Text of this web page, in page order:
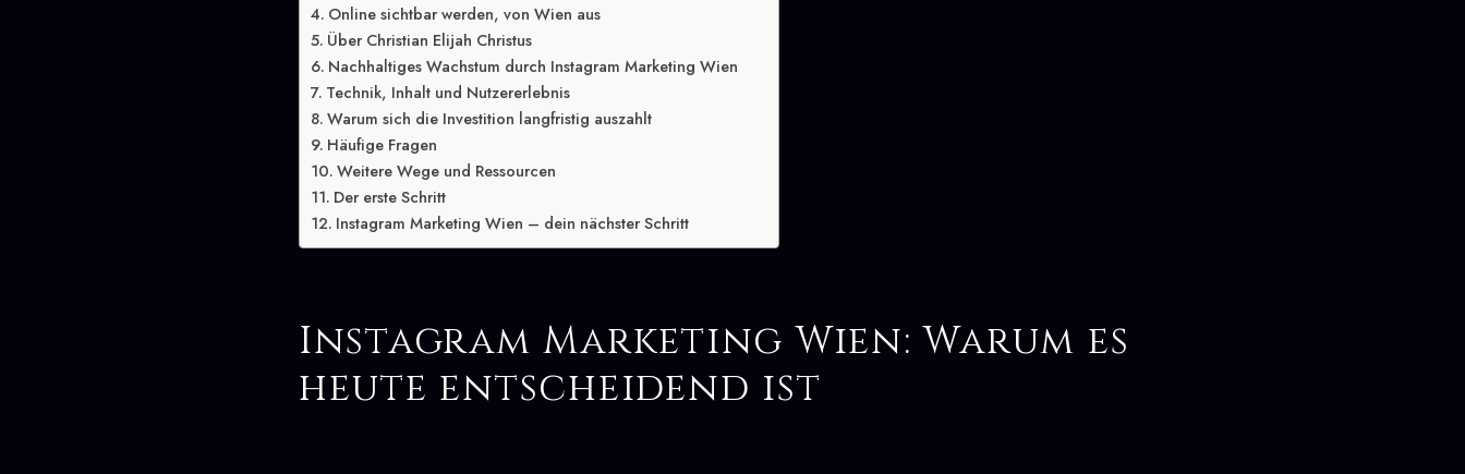
Online sichtbar werden, von Wien aus
Über Christian Elijah Christus
Nachhaltiges Wachstum durch Instagram Marketing Wien
Technik, Inhalt und Nutzererlebnis
Warum sich die Investition langfristig auszahlt
Häufige Fragen
Weitere Wege und Ressourcen
Der erste Schritt
Instagram Marketing Wien – dein nächster Schritt
Instagram Marketing Wien: Warum es
heute entscheidend ist